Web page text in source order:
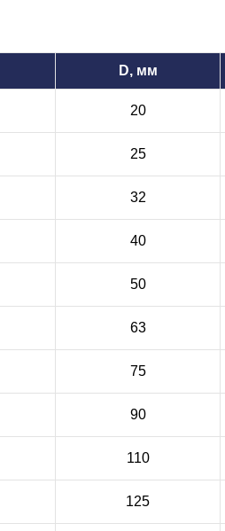
D, мм
20
25
32
40
50
63
75
90
110
125